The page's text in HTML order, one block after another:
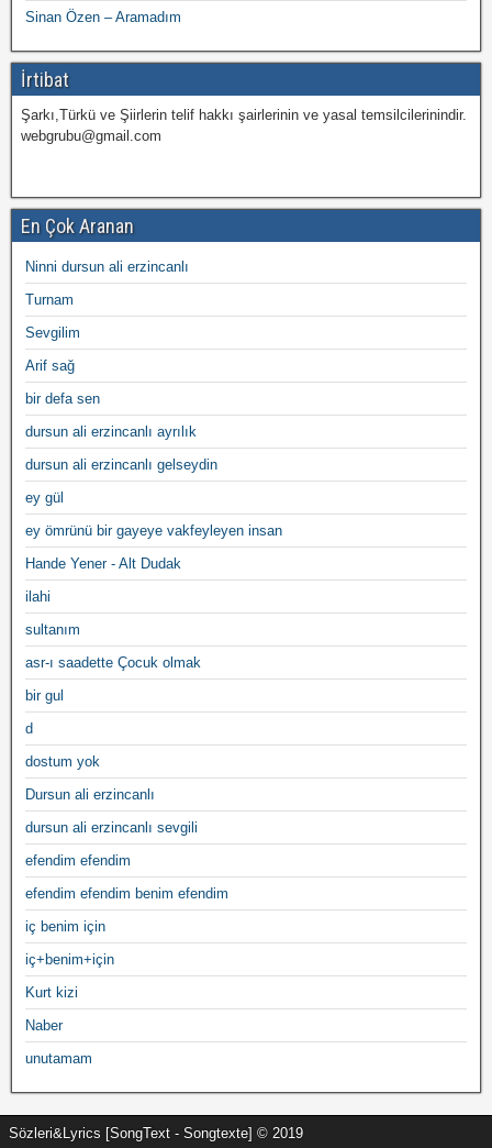
Sinan Özen – Aramadım
İrtibat
Şarkı,Türkü ve Şiirlerin telif hakkı şairlerinin ve yasal temsilcilerinindir.
webgrubu@gmail.com
En Çok Aranan
Ninni dursun ali erzincanlı
Turnam
Sevgilim
Arif sağ
bir defa sen
dursun ali erzincanlı ayrılık
dursun ali erzincanlı gelseydin
ey gül
ey ömrünü bir gayeye vakfeyleyen insan
Hande Yener - Alt Dudak
ilahi
sultanım
asr-ı saadette Çocuk olmak
bir gul
d
dostum yok
Dursun ali erzincanlı
dursun ali erzincanlı sevgili
efendim efendim
efendim efendim benim efendim
iç benim için
iç+benim+için
Kurt kizi
Naber
unutamam
Sözleri&Lyrics [SongText - Songtexte] © 2019